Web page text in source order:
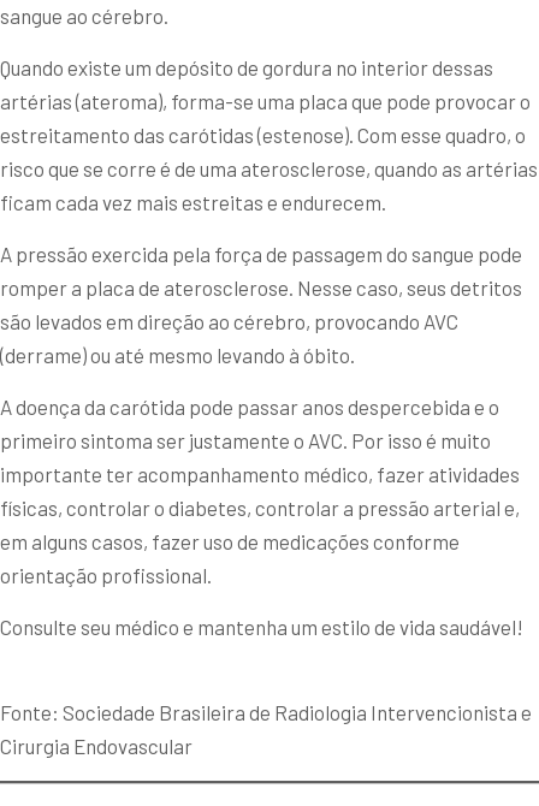
sangue ao cérebro.
Quando existe um depósito de gordura no interior dessas
artérias (ateroma), forma-se uma placa que pode provocar o
estreitamento das carótidas (estenose). Com esse quadro, o
risco que se corre é de uma aterosclerose, quando as artérias
ficam cada vez mais estreitas e endurecem.
A pressão exercida pela força de passagem do sangue pode
romper a placa de aterosclerose. Nesse caso, seus detritos
são levados em direção ao cérebro, provocando AVC
(derrame) ou até mesmo levando à óbito.
A doença da carótida pode passar anos despercebida e o
primeiro sintoma ser justamente o AVC. Por isso é muito
importante ter acompanhamento médico, fazer atividades
físicas, controlar o diabetes, controlar a pressão arterial e,
em alguns casos, fazer uso de medicações conforme
orientação profissional.
Consulte seu médico e mantenha um estilo de vida saudável!
Fonte: Sociedade Brasileira de Radiologia Intervencionista e
Cirurgia Endovascular